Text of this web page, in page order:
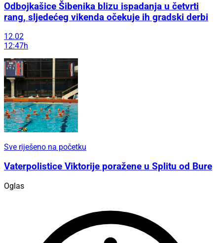
Odbojkašice Šibenika blizu ispadanja u četvrti
rang, sljedećeg vikenda očekuje ih gradski derbi
12.02
12:47h
Sve riješeno na početku
Vaterpolistice Viktorije poražene u Splitu od Bure
Oglas